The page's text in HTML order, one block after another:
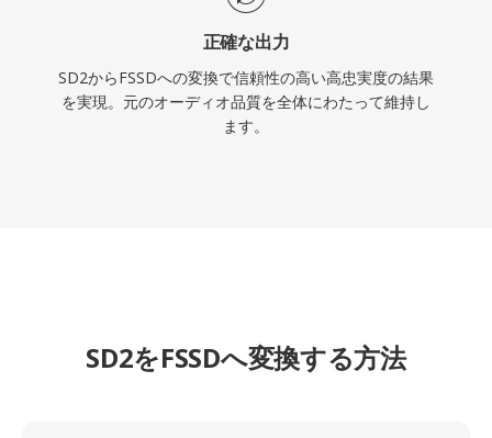
正確な出力
SD2からFSSDへの変換で信頼性の高い高忠実度の結果
を実現。元のオーディオ品質を全体にわたって維持し
ます。
SD2をFSSDへ変換する方法